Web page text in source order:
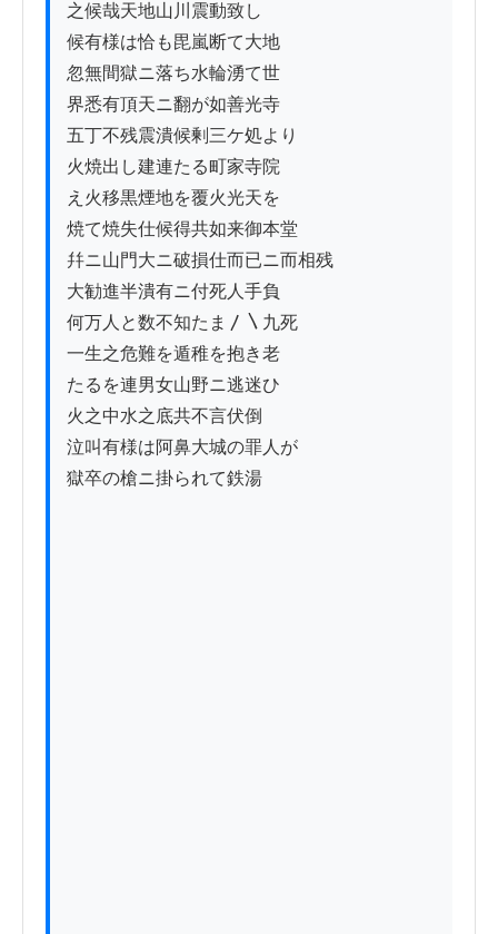
之候哉天地山川震動致し
候有様は恰も毘嵐断て大地
忽無間獄ニ落ち水輪湧て世
界悉有頂天ニ翻が如善光寺
五丁不残震潰候剰三ケ処より
火焼出し建連たる町家寺院
え火移黒煙地を覆火光天を
焼て焼失仕候得共如来御本堂
幷ニ山門大ニ破損仕而已ニ而相残
大勧進半潰有ニ付死人手負
何万人と数不知たま〳〵九死
一生之危難を遁稚を抱き老
たるを連男女山野ニ逃迷ひ
火之中水之底共不言伏倒
泣叫有様は阿鼻大城の罪人が
獄卒の槍ニ掛られて鉄湯